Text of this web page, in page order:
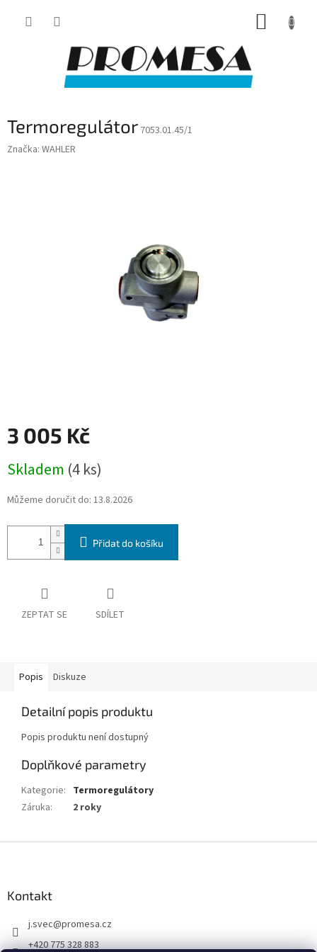
Termoregulátor 7053.01.45/1
Značka: WAHLER
3 005 Kč
cena:
Skladem (4 ks)
Můžeme doručit do: 13.8.2026
Přidat do košíku
ZEPTAT SE SDÍLET
Popis Diskuze
Detailní popis produktu
Popis produktu není dostupný
Doplňkové parametry
Kategorie: Termoregulátory
Záruka: 2 roky
Kontakt
j.svec@promesa.cz
+420 775 328 883